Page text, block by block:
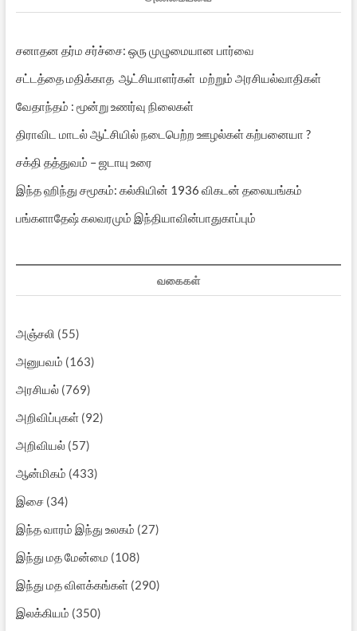
சனாதன தர்ம சர்ச்சை: ஒரு முழுமையான பார்வை
சட்டத்தை மதிக்காத ஆட்சியாளர்கள் மற்றும் அரசியல்வாதிகள்
வேதாந்தம் : மூன்று உணர்வு நிலைகள்
திராவிட மாடல் ஆட்சியில் நடைபெற்ற ஊழல்கள் கற்பனையா ?
சக்தி தத்துவம் – ஜடாயு உரை
இந்த ஹிந்து சமூகம்: கல்கியின் 1936 விகடன் தலையங்கம்
பங்களாதேஷ் கலவரமும் இந்தியாவின்பாதுகாப்பும்
வகைகள்
அஞ்சலி (55)
அனுபவம் (163)
அரசியல்(769)
அறிவிப்புகள்(92)
அறிவியல்(57)
ஆன்மிகம் (433)
இசை(34)
இந்த வாரம் இந்து உலகம் (27)
இந்து மத மேன்மை (108)
இந்து மத விளக்கங்கள்(290)
இலக்கியம் (350)